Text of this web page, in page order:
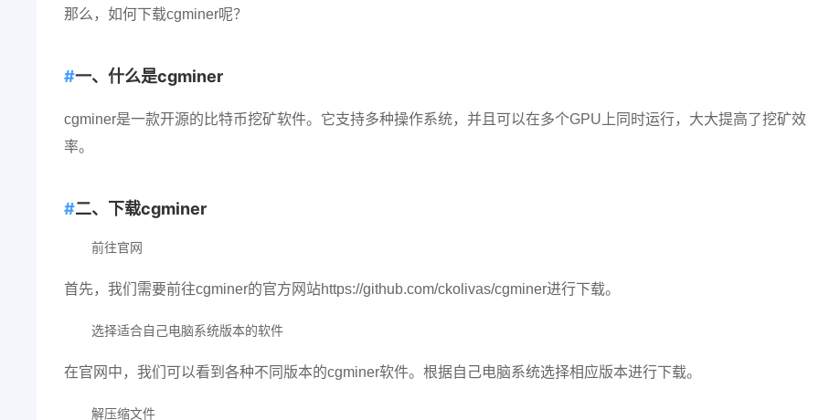
那么，如何下载cgminer呢？
一、什么是cgminer
cgminer是一款开源的比特币挖矿软件。它支持多种操作系统，并且可以在多个GPU上同时运行，大大提高了挖矿效
率。
二、下载cgminer
前往官网
首先，我们需要前往cgminer的官方网站https://github.com/ckolivas/cgminer进行下载。
选择适合自己电脑系统版本的软件
在官网中，我们可以看到各种不同版本的cgminer软件。根据自己电脑系统选择相应版本进行下载。
解压缩文件